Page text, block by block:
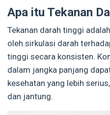
Apa itu Tekanan
Tekanan darah tinggi
oleh sirkulasi darah
tinggi secara konsisten.
dalam jangka panjang
kesehatan yang lebih
dan jantung.